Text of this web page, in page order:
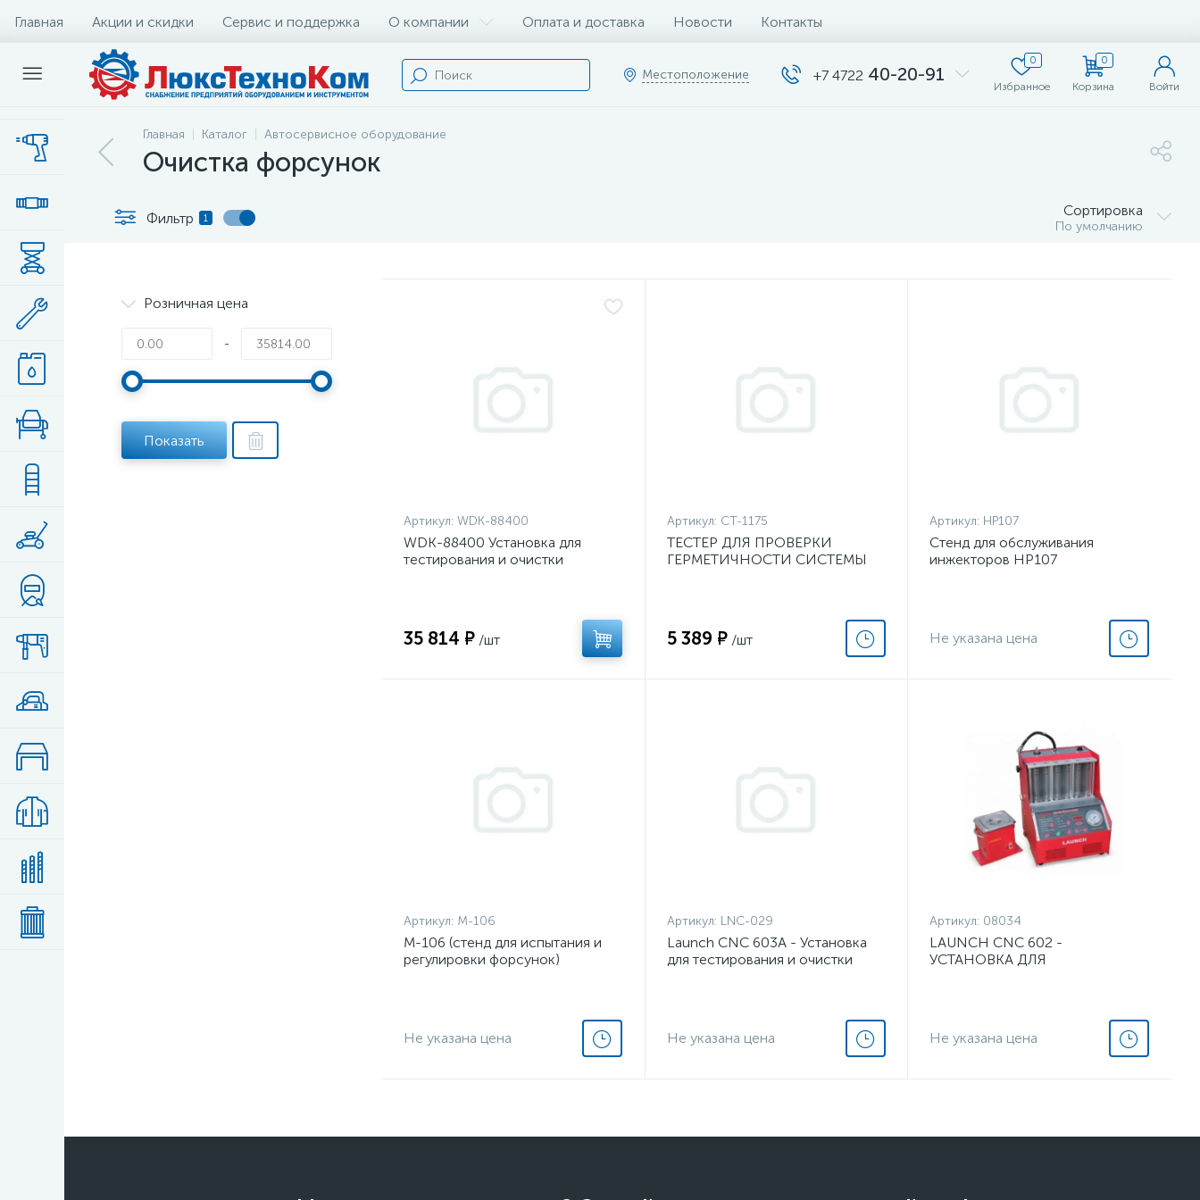
Главная Акции и скидки Сервис и поддержка О компании Оплата и доставка Новости Контакты
Местоположение +7 4722 40-20-91
0
Избранное
0
Корзина Войти
Главная Каталог Автосервисное оборудование
Очистка форсунок
Фильтр 1 Сортировка
По умолчанию
Розничная цена
-
Показать
Артикул: WDK-88400
WDK-88400 Установка для
тестирования и очистки
35 814 ₽ /шт
Артикул: CT-1175
ТЕСТЕР ДЛЯ ПРОВЕРКИ
ГЕРМЕТИЧНОСТИ СИСТЕМЫ
5 389 ₽ /шт
Артикул: HP107
Стенд для обслуживания
инжекторов HP107
Не указана цена
Артикул: М-106
М-106 (стенд для испытания и
регулировки форсунок)
Не указана цена
Артикул: LNC-029
Launch CNC 603A - Установка
для тестирования и очистки
Не указана цена
Артикул: 08034
LAUNCH CNC 602 -
УСТАНОВКА ДЛЯ
Не указана цена